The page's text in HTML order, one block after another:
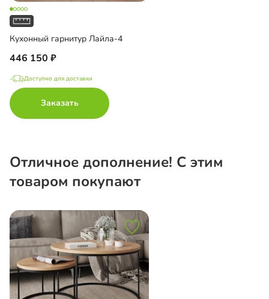
Кухонный гарнитур Лайла-4
446 150
Доступно для доставки
Заказать
Отличное дополнение! С этим
товаром покупают